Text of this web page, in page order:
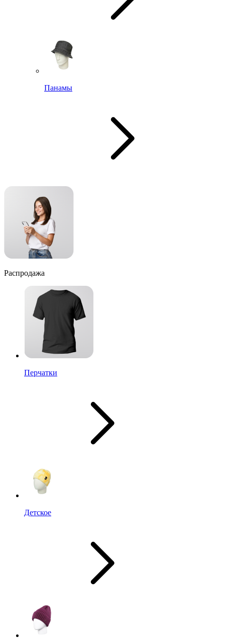
Панамы
Распродажа
Перчатки
Детское